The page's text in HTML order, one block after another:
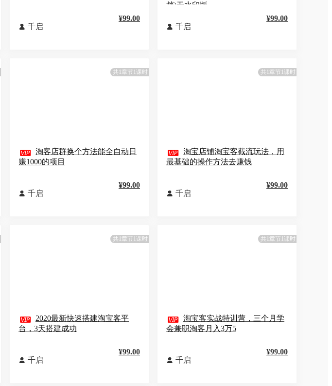
 千启
¥99.00
档)无水印版
 千启
¥99.00
共1章节1课时
 淘客店群换个方法能全自动日
赚1000的项目
 千启
¥99.00
共1章节1课时
 淘宝店铺淘宝客截流玩法，用
最基础的操作方法去赚钱
 千启
¥99.00
共1章节1课时
 2020最新快速搭建淘宝客平
台，3天搭建成功
 千启
¥99.00
共1章节1课时
 淘宝客实战特训营，三个月学
会兼职淘客月入3万5
 千启
¥99.00